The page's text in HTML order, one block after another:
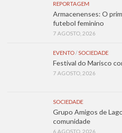
REPORTAGEM
Armacenenses: O
futebol feminino
7 AGOSTO, 2026
EVENTO/SOCIEDADE
Festival do Marisco
7 AGOSTO, 2026
SOCIEDADE
Grupo Amigos de
comunidade
6 AGOSTO, 2026